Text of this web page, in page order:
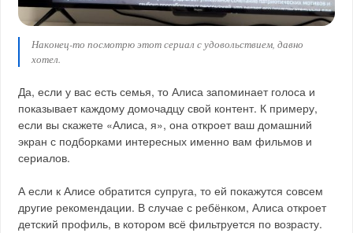
Наконец-то посмотрю этот сериал с удовольствием, давно
хотел.
Да, если у вас есть семья, то Алиса запоминает голоса и
показывает каждому домочадцу свой контент. К примеру,
если вы скажете «Алиса, я», она откроет ваш домашний
экран с подборками интересных именно вам фильмов и
сериалов.
А если к Алисе обратится супруга, то ей покажутся совсем
другие рекомендации. В случае с ребёнком, Алиса откроет
детский профиль, в котором всё фильтруется по возрасту.